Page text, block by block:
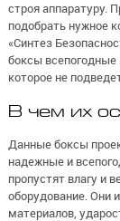
строя аппаратуру.
подобрать нужное
«Синтез
боксы всепогодные
которое не
В чем их
Данные боксы
надежные и
пропустят влагу и
оборудование. Они
материалов,